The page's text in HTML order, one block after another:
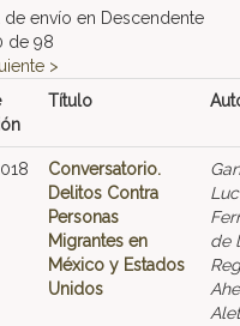
envío en Descendente
de 98
>
Título
Conversatorio.
Delitos Contra
Personas
Migrantes en
México y Estados
Unidos
de